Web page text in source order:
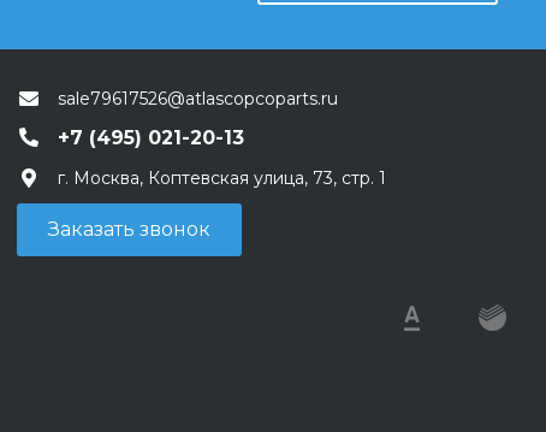
sale79617526@atlascopcoparts.ru
+7 (495) 021-20-13
г. Москва, Коптевская улица, 73, стр. 1
Заказать звонок